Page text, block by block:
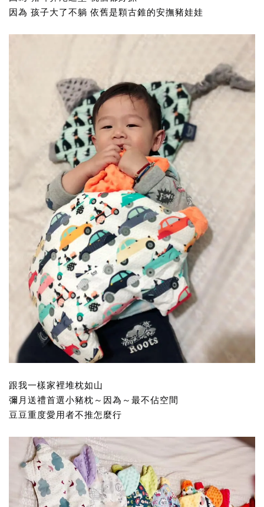
因為 孩子大了不躺 依舊是顆古錐的安撫豬娃娃
跟我一樣家裡堆枕如山
彌月送禮首選小豬枕～因為～最不佔空間
豆豆重度愛用者不推怎麼行